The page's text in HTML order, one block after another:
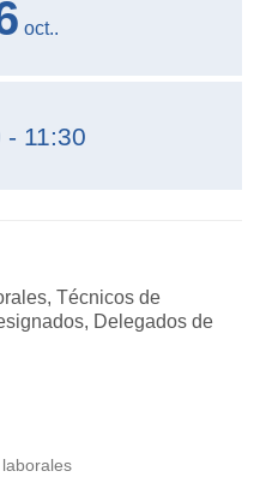
oct..
- 11:30
Técnicos de
Delegados de